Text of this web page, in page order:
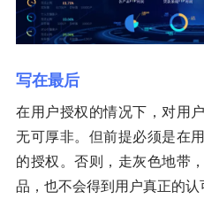
写在最后
在用户授权的情况下，对用
无可厚非。但前提必须是在
的授权。否则，走灰色地带
品，也不会得到用户真正的认